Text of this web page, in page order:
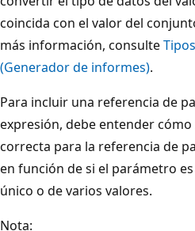
coincida con el valor del
más información, consulte
(Generador de informes).
Para incluir una referencia de
expresión, debe entender
correcta para la referencia de
en función de si el parámetro
único o de varios valores.
Nota: